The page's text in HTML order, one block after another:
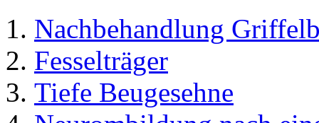
Nachbehandlung
Fesselträger
Tiefe Beugesehne